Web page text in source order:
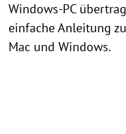
Windows-PC
einfache Anleitung
Mac und Windows.